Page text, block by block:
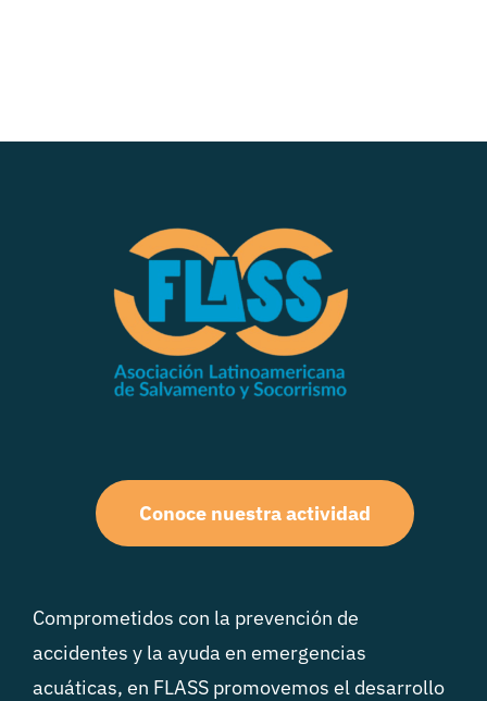
Conoce nuestra actividad
Comprometidos con la prevención de
accidentes y la ayuda en emergencias
acuáticas, en FLASS promovemos el desarrollo